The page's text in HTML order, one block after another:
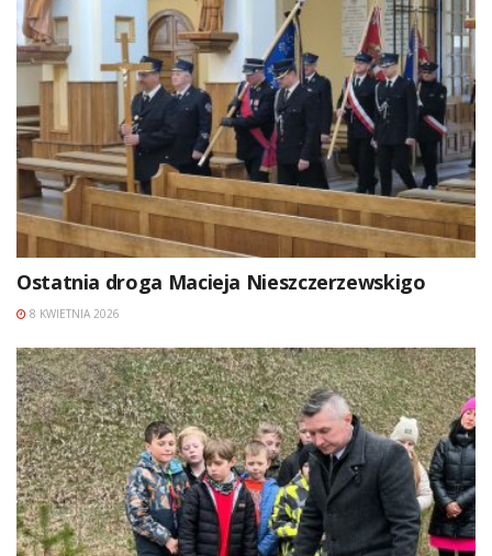
Ostatnia droga Macieja Nieszczerzewskigo
8 KWIETNIA 2026